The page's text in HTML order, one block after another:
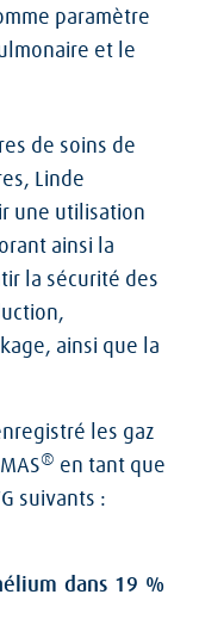
paramètre
et le
de soins de
Linde
une utilisation
ainsi la
la sécurité des
ainsi que la
les gaz
® en tant que
suivants :
dans 19 %